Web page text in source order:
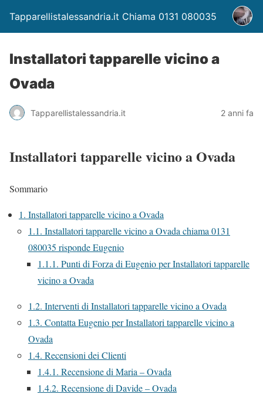
Tapparellistalessandria.it Chiama 0131 080035
Installatori tapparelle vicino a
Ovada
Tapparellistalessandria.it 2 anni fa
Installatori tapparelle vicino a Ovada
Sommario
1. Installatori tapparelle vicino a Ovada
1.1. Installatori tapparelle vicino a Ovada chiama 0131
080035 risponde Eugenio
1.1.1. Punti di Forza di Eugenio per Installatori tapparelle
vicino a Ovada
1.2. Interventi di Installatori tapparelle vicino a Ovada
1.3. Contatta Eugenio per Installatori tapparelle vicino a
Ovada
1.4. Recensioni dei Clienti
1.4.1. Recensione di Maria – Ovada
1.4.2. Recensione di Davide – Ovada